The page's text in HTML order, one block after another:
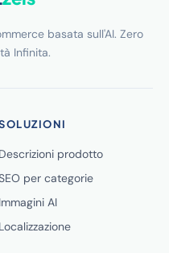
basata sull'AI. Zero
Infinita.
Descrizioni prodotto
per categorie
Immagini AI
Localizzazione